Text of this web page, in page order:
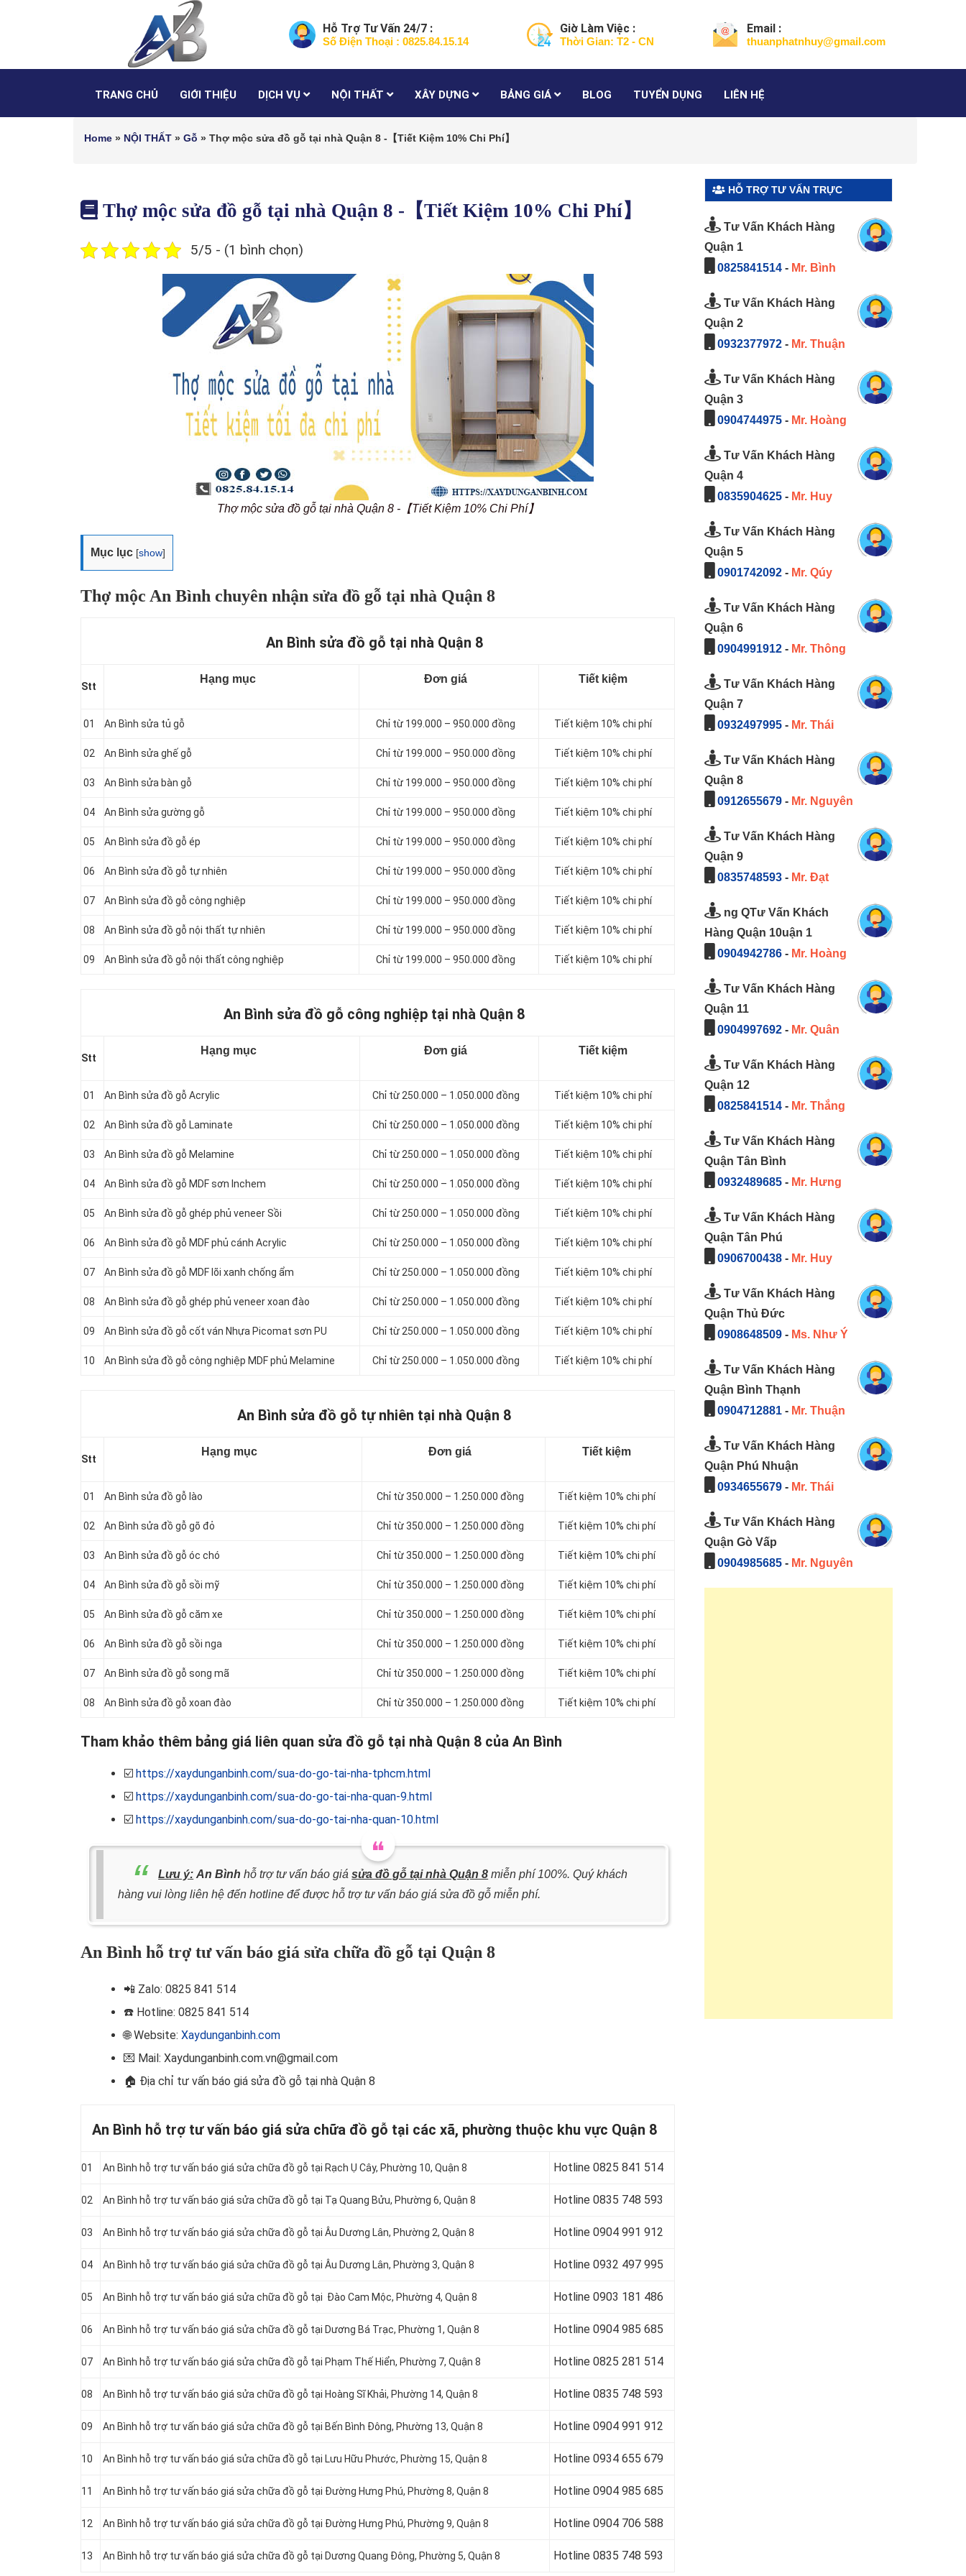
Hỗ Trợ Tư Vấn 24/7 :
Số Điện Thoại : 0825.84.15.14
Giờ Làm Việc :
Thời Gian: T2 - CN
Email :
thuanphatnhuy@gmail.com
TRANG CHỦ GIỚI THIỆU DỊCH VỤ NỘI THẤT XÂY DỰNG BẢNG GIÁ BLOG TUYỂN DỤNG LIÊN HỆ
Home » NỘI THẤT » Gỗ » Thợ mộc sửa đồ gỗ tại nhà Quận 8 -【Tiết Kiệm 10% Chi Phí】
Thợ mộc sửa đồ gỗ tại nhà Quận 8 -【Tiết Kiệm 10% Chi Phí】
5/5 - (1 bình chọn)
Thợ mộc sửa đồ gỗ tại nhà Quận 8 -【Tiết Kiệm 10% Chi Phí】
Mục lục [show]
Thợ mộc An Bình chuyên nhận sửa đồ gỗ tại nhà Quận 8
An Bình sửa đồ gỗ tại nhà Quận 8
Stt
Hạng mục Đơn giá Tiết kiệm
01 An Bình sửa tủ gỗ Chỉ từ 199.000 – 950.000 đồng Tiết kiệm 10% chi phí
02 An Bình sửa ghế gỗ Chỉ từ 199.000 – 950.000 đồng Tiết kiệm 10% chi phí
03 An Bình sửa bàn gỗ Chỉ từ 199.000 – 950.000 đồng Tiết kiệm 10% chi phí
04 An Bình sửa gường gỗ Chỉ từ 199.000 – 950.000 đồng Tiết kiệm 10% chi phí
05 An Bình sửa đồ gỗ ép Chỉ từ 199.000 – 950.000 đồng Tiết kiệm 10% chi phí
06 An Bình sửa đồ gỗ tự nhiên Chỉ từ 199.000 – 950.000 đồng Tiết kiệm 10% chi phí
07 An Bình sửa đồ gỗ công nghiệp Chỉ từ 199.000 – 950.000 đồng Tiết kiệm 10% chi phí
08 An Bình sửa đồ gỗ nội thất tự nhiên Chỉ từ 199.000 – 950.000 đồng Tiết kiệm 10% chi phí
09 An Bình sửa đồ gỗ nội thất công nghiệp Chỉ từ 199.000 – 950.000 đồng Tiết kiệm 10% chi phí
An Bình sửa đồ gỗ công nghiệp tại nhà Quận 8
Stt
Hạng mục Đơn giá Tiết kiệm
01 An Bình sửa đồ gỗ Acrylic Chỉ từ 250.000 – 1.050.000 đồng Tiết kiệm 10% chi phí
02 An Bình sửa đồ gỗ Laminate Chỉ từ 250.000 – 1.050.000 đồng Tiết kiệm 10% chi phí
03 An Bình sửa đồ gỗ Melamine Chỉ từ 250.000 – 1.050.000 đồng Tiết kiệm 10% chi phí
04 An Bình sửa đồ gỗ MDF sơn Inchem Chỉ từ 250.000 – 1.050.000 đồng Tiết kiệm 10% chi phí
05 An Bình sửa đồ gỗ ghép phủ veneer Sồi Chỉ từ 250.000 – 1.050.000 đồng Tiết kiệm 10% chi phí
06 An Bình sửa đồ gỗ MDF phủ cánh Acrylic Chỉ từ 250.000 – 1.050.000 đồng Tiết kiệm 10% chi phí
07 An Bình sửa đồ gỗ MDF lõi xanh chống ẩm Chỉ từ 250.000 – 1.050.000 đồng Tiết kiệm 10% chi phí
08 An Bình sửa đồ gỗ ghép phủ veneer xoan đào Chỉ từ 250.000 – 1.050.000 đồng Tiết kiệm 10% chi phí
09 An Bình sửa đồ gỗ cốt ván Nhựa Picomat sơn PU Chỉ từ 250.000 – 1.050.000 đồng Tiết kiệm 10% chi phí
10 An Bình sửa đồ gỗ công nghiệp MDF phủ Melamine Chỉ từ 250.000 – 1.050.000 đồng Tiết kiệm 10% chi phí
An Bình sửa đồ gỗ tự nhiên tại nhà Quận 8
Stt
Hạng mục Đơn giá Tiết kiệm
01 An Bình sửa đồ gỗ lào Chỉ từ 350.000 – 1.250.000 đồng Tiết kiệm 10% chi phí
02 An Bình sửa đồ gỗ gõ đỏ Chỉ từ 350.000 – 1.250.000 đồng Tiết kiệm 10% chi phí
03 An Bình sửa đồ gỗ óc chó Chỉ từ 350.000 – 1.250.000 đồng Tiết kiệm 10% chi phí
04 An Bình sửa đồ gỗ sồi mỹ Chỉ từ 350.000 – 1.250.000 đồng Tiết kiệm 10% chi phí
05 An Bình sửa đồ gỗ căm xe Chỉ từ 350.000 – 1.250.000 đồng Tiết kiệm 10% chi phí
06 An Bình sửa đồ gỗ sồi nga Chỉ từ 350.000 – 1.250.000 đồng Tiết kiệm 10% chi phí
07 An Bình sửa đồ gỗ song mã Chỉ từ 350.000 – 1.250.000 đồng Tiết kiệm 10% chi phí
08 An Bình sửa đồ gỗ xoan đào Chỉ từ 350.000 – 1.250.000 đồng Tiết kiệm 10% chi phí
Tham khảo thêm bảng giá liên quan sửa đồ gỗ tại nhà Quận 8 của An Bình
☑️ https://xaydunganbinh.com/sua-do-go-tai-nha-tphcm.html
☑️ https://xaydunganbinh.com/sua-do-go-tai-nha-quan-9.html
☑️ https://xaydunganbinh.com/sua-do-go-tai-nha-quan-10.html
Lưu ý: An Bình hỗ trợ tư vấn báo giásửa đồ gỗ tại nhà Quận 8 miễn phí 100%. Quý khách
hàng vui lòng liên hệ đến hotline để được hỗ trợ tư vấn báo giá sửa đồ gỗ miễn phí.
An Bình hỗ trợ tư vấn báo giá sửa chữa đồ gỗ tại Quận 8
📲 Zalo: 0825 841 514
☎️ Hotline: 0825 841 514
🌐 Website: Xaydunganbinh.com
💌 Mail: Xaydunganbinh.com.vn@gmail.com
🏠 Địa chỉ tư vấn báo giá sửa đồ gỗ tại nhà Quận 8
An Bình hỗ trợ tư vấn báo giá sửa chữa đồ gỗ tại các xã, phường thuộc khu vực Quận 8
01 An Bình hỗ trợ tư vấn báo giá sửa chữa đồ gỗ tại Rạch Ụ Cây, Phường 10, Quận 8 Hotline 0825 841 514
02 An Bình hỗ trợ tư vấn báo giá sửa chữa đồ gỗ tại Tạ Quang Bửu, Phường 6, Quận 8 Hotline 0835 748 593
03 An Bình hỗ trợ tư vấn báo giá sửa chữa đồ gỗ tại Âu Dương Lân, Phường 2, Quận 8 Hotline 0904 991 912
04 An Bình hỗ trợ tư vấn báo giá sửa chữa đồ gỗ tại Âu Dương Lân, Phường 3, Quận 8 Hotline 0932 497 995
05 An Bình hỗ trợ tư vấn báo giá sửa chữa đồ gỗ tại Đào Cam Mộc, Phường 4, Quận 8 Hotline 0903 181 486
06 An Bình hỗ trợ tư vấn báo giá sửa chữa đồ gỗ tại Dương Bá Trạc, Phường 1, Quận 8 Hotline 0904 985 685
07 An Bình hỗ trợ tư vấn báo giá sửa chữa đồ gỗ tại Phạm Thế Hiển, Phường 7, Quận 8 Hotline 0825 281 514
08 An Bình hỗ trợ tư vấn báo giá sửa chữa đồ gỗ tại Hoàng Sĩ Khải, Phường 14, Quận 8 Hotline 0835 748 593
09 An Bình hỗ trợ tư vấn báo giá sửa chữa đồ gỗ tại Bến Bình Đông, Phường 13, Quận 8 Hotline 0904 991 912
10 An Bình hỗ trợ tư vấn báo giá sửa chữa đồ gỗ tại Lưu Hữu Phước, Phường 15, Quận 8 Hotline 0934 655 679
11 An Bình hỗ trợ tư vấn báo giá sửa chữa đồ gỗ tại Đường Hưng Phú, Phường 8, Quận 8 Hotline 0904 985 685
12 An Bình hỗ trợ tư vấn báo giá sửa chữa đồ gỗ tại Đường Hưng Phú, Phường 9, Quận 8 Hotline 0904 706 588
13 An Bình hỗ trợ tư vấn báo giá sửa chữa đồ gỗ tại Dương Quang Đông, Phường 5, Quận 8 Hotline 0835 748 593
HỖ TRỢ TƯ VẤN TRỰC
Tư Vấn Khách Hàng
Quận 1
0825841514- Mr. Bình
Tư Vấn Khách Hàng
Quận 2
0932377972- Mr. Thuận
Tư Vấn Khách Hàng
Quận 3
0904744975- Mr. Hoàng
Tư Vấn Khách Hàng
Quận 4
0835904625- Mr. Huy
Tư Vấn Khách Hàng
Quận 5
0901742092- Mr. Qúy
Tư Vấn Khách Hàng
Quận 6
0904991912- Mr. Thông
Tư Vấn Khách Hàng
Quận 7
0932497995- Mr. Thái
Tư Vấn Khách Hàng
Quận 8
0912655679- Mr. Nguyên
Tư Vấn Khách Hàng
Quận 9
0835748593- Mr. Đạt
ng QTư Vấn Khách
Hàng Quận 10uận 1
0904942786- Mr. Hoàng
Tư Vấn Khách Hàng
Quận 11
0904997692- Mr. Quân
Tư Vấn Khách Hàng
Quận 12
0825841514- Mr. Thắng
Tư Vấn Khách Hàng
Quận Tân Bình
0932489685- Mr. Hưng
Tư Vấn Khách Hàng
Quận Tân Phú
0906700438- Mr. Huy
Tư Vấn Khách Hàng
Quận Thủ Đức
0908648509- Ms. Như Ý
Tư Vấn Khách Hàng
Quận Bình Thạnh
0904712881- Mr. Thuận
Tư Vấn Khách Hàng
Quận Phú Nhuận
0934655679- Mr. Thái
Tư Vấn Khách Hàng
Quận Gò Vấp
0904985685- Mr. Nguyên